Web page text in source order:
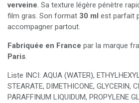
verveine. Sa texture légère pénètre
film gras. Son format 30 ml est parfait
accompagner partout.
Fabriquée en France par la marque
Paris.
Liste INCI: AQUA (WATER),
STEARATE, DIMETHICONE, GLYCERIN,
PARAFFINUM LIQUIDUM, PROPYLENE